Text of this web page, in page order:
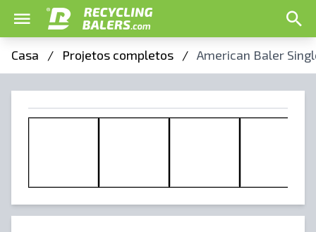
Casa / Projetos completos / American Baler